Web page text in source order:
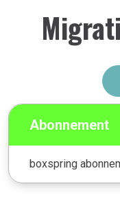
Abonnement
boxspring